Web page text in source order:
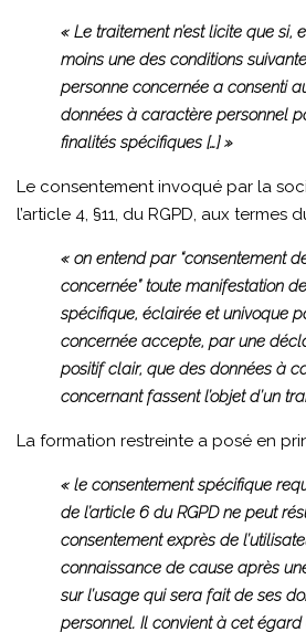
« Le traitement n’est licite que si,
moins une des conditions
personne concernée a consenti
données à caractère personnel
finalités spécifiques […] »
Le consentement invoqué par la
l’article 4, §11, du RGPD, aux termes
« on entend par “consentement
concernée” toute manifestation
spécifique, éclairée et univoque
concernée accepte, par une
positif clair, que des données à
concernant fassent l’objet d’un
La formation restreinte a posé en
« le consentement spécifique
de l’article 6 du RGPD ne peut
consentement exprès de
connaissance de cause après
sur l’usage qui sera fait de ses
personnel. Il convient à cet égard